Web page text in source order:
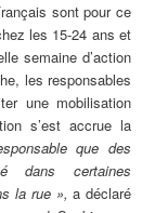
sont pour ce
les 15-24 ans et
semaine d’action
les responsables
une mobilisation
s’est accrue la
que des
dans certaines
la rue », a déclaré